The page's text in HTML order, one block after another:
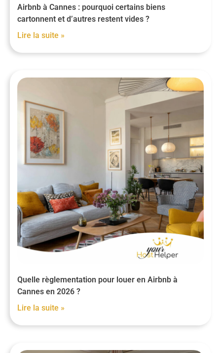
Airbnb à Cannes : pourquoi certains biens
cartonnent et d’autres restent vides ?
Lire la suite »
Quelle règlementation pour louer en Airbnb à
Cannes en 2026 ?
Lire la suite »